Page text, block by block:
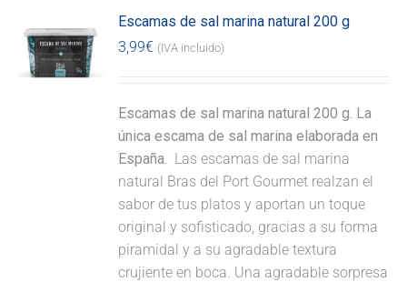
Escamas de sal marina natural 200 g
3,99€ (IVA incluido)
Escamas de sal marina natural 200 g. La
única escama de sal marina elaborada en
España. Las escamas de sal marina
natural Bras del Port Gourmet realzan el
sabor de tus platos y aportan un toque
original y sofisticado, gracias a su forma
piramidal y a su agradable textura
crujiente en boca. Una agradable sorpresa